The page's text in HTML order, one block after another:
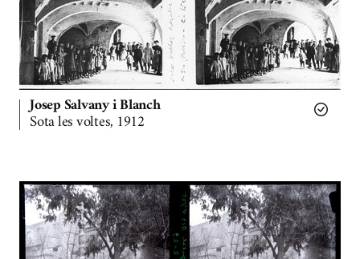
Josep Salvany i Blanch
Sota les voltes, 1912